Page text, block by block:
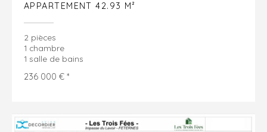
APPARTEMENT 42.93 M²
2 pièces
1 chambre
1 salle de bains
236 000 € *